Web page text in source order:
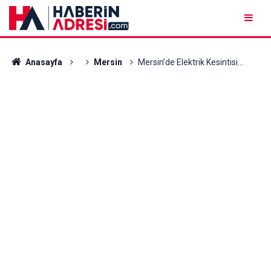
Anasayfa Mersin Mersin’de Elektrik Kesintisi...